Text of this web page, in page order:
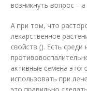
возникнуть вопрос –
А при том, что
лекарственное
свойств (). Есть среди
активные семена
использовать при